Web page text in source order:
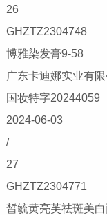
26
GHZTZ2304748
博雅染发膏9-58
广东卡迪娜实业有限
国妆特字20244059
2024-06-03
/
27
GHZTZ2304771
皙毓黄亮芙祛斑美